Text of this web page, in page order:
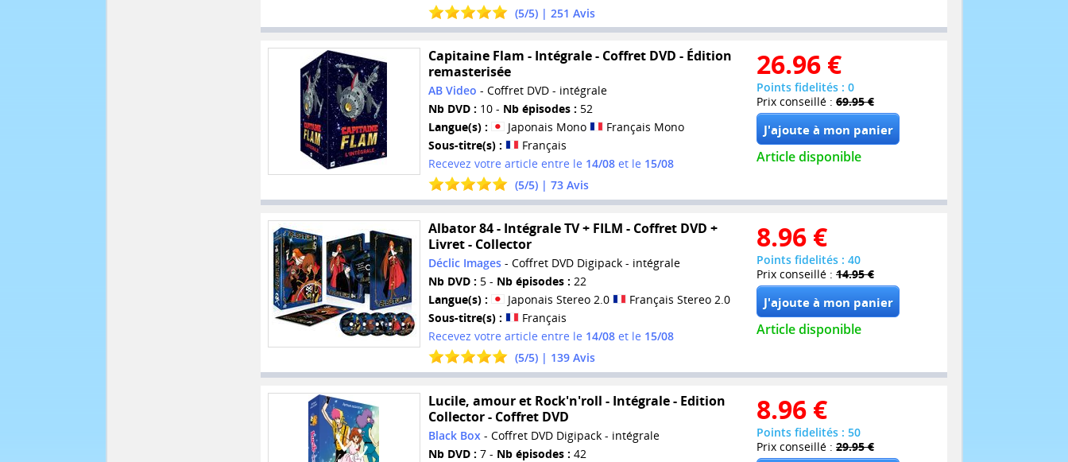
(5/5) | 251 Avis
Capitaine Flam - Intégrale - Coffret DVD - Édition
remasterisée
AB Video - Coffret DVD - intégrale
Nb DVD : 10 - Nb épisodes : 52
Langue(s) :
Japonais Mono
Français Mono
Sous-titre(s) :
Français
Recevez votre article entre le 14/08et le 15/08
(5/5) | 73Avis
26.96 €
Points fidelités : 0
Prix conseillé : 69.95 €
Article disponible
Albator 84 - Intégrale TV + FILM - Coffret DVD +
Livret - Collector
Déclic Images- Coffret DVD Digipack - intégrale
Nb DVD : 5 - Nb épisodes : 22
Langue(s) :
Japonais Stereo 2.0
Français Stereo 2.0
Sous-titre(s) :
Français
Recevez votre article entre le 14/08et le 15/08
(5/5) | 139Avis
8.96 €
Points fidelités : 40
Prix conseillé : 14.95 €
Article disponible
Lucile, amour et Rock'n'roll - Intégrale - Edition
Collector - Coffret DVD
Black Box - Coffret DVD Digipack - intégrale
Nb DVD : 7 - Nb épisodes : 42
8.96 €
Points fidelités : 50
Prix conseillé : 29.95 €